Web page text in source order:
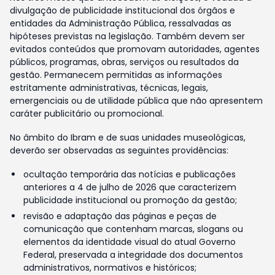
divulgação de publicidade institucional dos órgãos e
entidades da Administração Pública, ressalvadas as
hipóteses previstas na legislação. Também devem ser
evitados conteúdos que promovam autoridades, agentes
públicos, programas, obras, serviços ou resultados da
gestão. Permanecem permitidas as informações
estritamente administrativas, técnicas, legais,
emergenciais ou de utilidade pública que não apresentem
caráter publicitário ou promocional.
No âmbito do Ibram e de suas unidades museológicas,
deverão ser observadas as seguintes providências:
ocultação temporária das notícias e publicações
anteriores a 4 de julho de 2026 que caracterizem
publicidade institucional ou promoção da gestão;
revisão e adaptação das páginas e peças de
comunicação que contenham marcas, slogans ou
elementos da identidade visual do atual Governo
Federal, preservada a integridade dos documentos
administrativos, normativos e históricos;